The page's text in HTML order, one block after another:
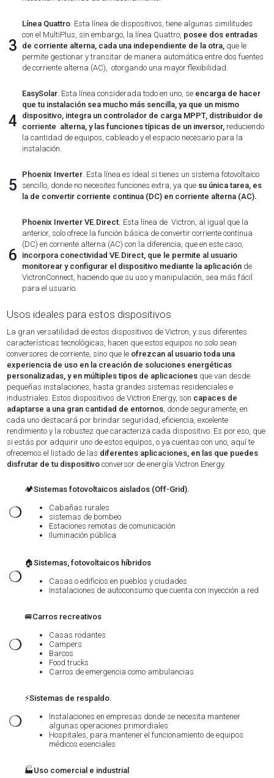
3
Línea Quattro. Esta línea de dispositivos, tiene algunas similitudes
con el MultiPlus, sin embargo, la línea Quattro, posee dos entradas
de corriente alterna, cada una independiente de la otra, que le
permite gestionar y transitar de manera automática entre dos fuentes
de corriente alterna (AC), otorgando una mayor flexibilidad.
4
EasySolar. Esta línea considerada todo en uno, se encarga de hacer
que tu instalación sea mucho más sencilla, ya que un mismo
dispositivo, integra un controlador de carga MPPT, distribuidor de
corriente alterna, y las funciones típicas de un inversor, reduciendo
la cantidad de equipos, cableado y el espacio necesario para la
instalación.
5
Phoenix Inverter. Esta línea es ideal si tienes un sistema fotovoltaico
sencillo, donde no necesites funciones extra, ya que su única tarea, es
la de convertir corriente continua (DC) en corriente alterna (AC).
6
Phoenix Inverter VE.Direct. Esta línea de Victron, al igual que la
anterior, solo ofrece la función básica de convertir corriente continua
(DC) en corriente alterna (AC) con la diferencia, que en este caso,
incorpora conectividad VE.Direct, que le permite al usuario
monitorear y configurar el dispositivo mediante la aplicación de
VictronConnect, haciendo que su uso y manipulación, sea más fácil
para el usuario.
Usos ideales para estos dispositivos
La gran versatilidad de estos dispositivos de Victron, y sus diferentes
características tecnológicas, hacen que estos equipos no solo sean
conversores de corriente, sino que le ofrezcan al usuario toda una
experiencia de uso en la creación de soluciones energéticas
personalizadas, y en múltiples tipos de aplicaciones que van desde
pequeñas instalaciones, hasta grandes sistemas residenciales e
industriales. Estos dispositivos de Victron Energy, son capaces de
adaptarse a una gran cantidad de entornos, donde seguramente, en
cada uno destacará por brindar seguridad, eficiencia, excelente
rendimiento y la robustez que caracteriza cada dispositivo. Es por eso, que
si estás por adquirir uno de estos equipos, o ya cuentas con uno, aquí te
ofrecemos el listado de las diferentes aplicaciones, en las que puedes
disfrutar de tu dispositivo conversor de energía Victron Energy.
❍
🏕️Sistemas fotovoltaicos aislados (Off-Grid).
Cabañas rurales
sistemas de bombeo
Estaciones remotas de comunicación
Iluminación pública
❍
🏠Sistemas, fotovoltaicos híbridos
Casas o edificios en pueblos y ciudades
Instalaciones de autoconsumo que cuenta con inyección a red
❍
🚐Carros recreativos
Casas rodantes
Campers
Barcos
Food trucks
Carros de emergencia como ambulancias
❍
⚡Sistemas de respaldo.
Instalaciones en empresas donde se necesita mantener
algunas operaciones primordiales
Hospitales, para mantener el funcionamiento de equipos
médicos esenciales
🏭 Uso comercial e industrial